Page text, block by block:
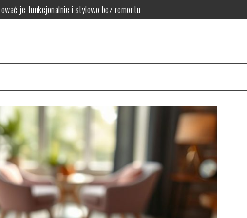
je funkcjonalnie i stylowo bez remontu
przestrzeń, by połączyć komfort i ergonomię
komfortową i funkcjonalną komunikację domową
weryfikacja dokumentów, stanu prawnego i kondycji finansowej